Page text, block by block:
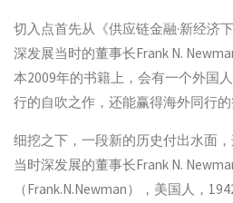
切入点首先从《供应链金融·新经济
深发展当时的董事长Frank N.
本2009年的书籍上，会有一个外国
行的自吹之作，还能赢得海外同行的
细挖之下，一段新的历史付出水面
当时深发展的董事长Frank N.
（Frank.N.Newman），美国人，